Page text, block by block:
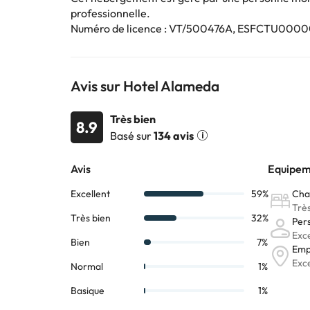
Réservez maintenant à l'hôtel Alameda *** et
Certains des services indiqués peuvent être
professionnelle.
Numéro de licence : VT/500476A,
Avis sur Hotel Alameda
8.9
Très bien
Basé sur134 avis